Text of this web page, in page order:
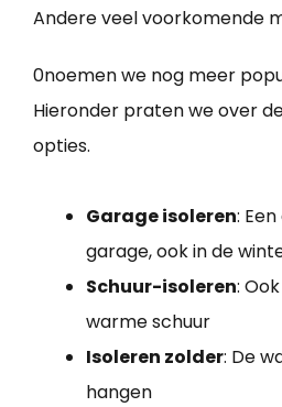
Andere veel voorkomende
0noemen we nog meer
Hieronder praten we over
opties.
Garage isoleren:
garage, ook in de
Schuur-isoleren:
warme schuur
Isoleren zolder: De
hangen